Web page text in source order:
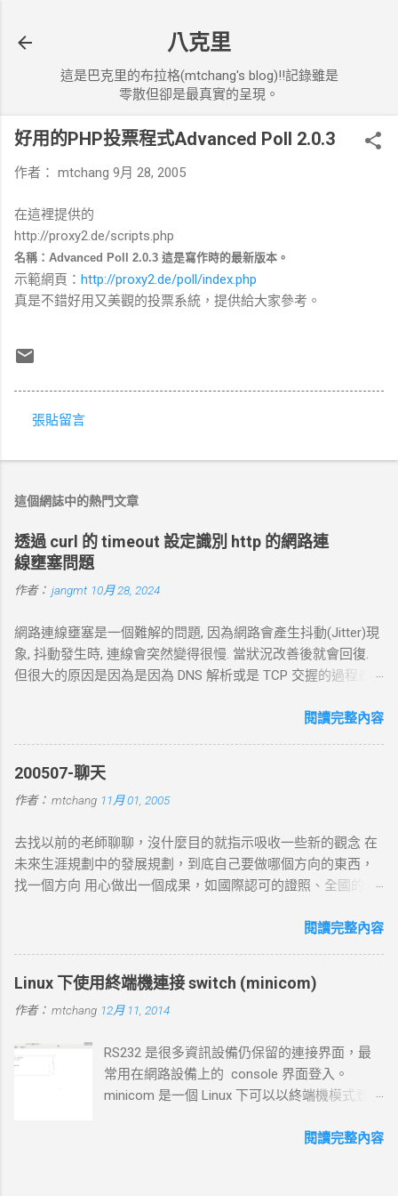
八克里
這是巴克里的布拉格(mtchang's blog)!!記錄雖是
零散但卻是最真實的呈現。
好用的PHP投票程式Advanced Poll 2.0.3
作者： mtchang 9月 28, 2005
在這裡提供的
http://proxy2.de/scripts.php
名稱： Advanced Poll 2.0.3 這是寫作時的最新版本。
示範網頁： http://proxy2.de/poll/index.php
真是不錯好用又美觀的投票系統，提供給大家參考。
言
張貼留言
這個網誌中的熱門文章
透過 curl 的 timeout 設定識別 http 的網路連
線壅塞問題
作者： jangmt 10月 28, 2024
網路連線壅塞是一個難解的問題, 因為網路會產生抖動(Jitter)現
象, 抖動發生時, 連線會突然變得很慢. 當狀況改善後就會回復.
但很大的原因是因為是因為 DNS 解析或是 TCP 交握的過程產
以下幾個主要步驟： 1. DNS 查詢 目標 ：解析主機名 (如
進行查詢，獲取目標伺服器的 IP 地址。 結果 ：若查詢成功，
返回 IP 地址， curl 將繼續下一步。若查詢失敗， curl 則返回
DNS 錯誤並中止。 2. TCP 三向交握 (Three-Way Handshake) 目
核發送一個 SYN 封包，目標伺服器回應 SYN-ACK ，然後 curl
返回 ACK 完成三向交握，建立起 TCP 連線。 結果 ：若在 --
connect-timeout 設定時間內未完成三向交握，則連線失敗並返
HTTP 請求，根據 URL 設定不同的請求方法（如 GET 、 POST
）。 過程 ： curl 構建 HTTP 請求標頭並附加任何所需的數據
（如表單數據），然後通過已建立的 TCP 連線將請求發送到伺
服器。 結果 ：伺服器接收請求並準備回應，若過程中出現網路
問題，則請求可能中止或失敗。 4. 伺服器處理請求並返回回應
容。 過程 ：伺服器確認請求內容後，由 HTTP 伺服器（如
httpd ）根據需求（例如讀取靜態文件或調用後端服務）生成回
應，並加上適當的 HTTP 狀態碼和標頭。 結果 ：伺服器將回應
服器接收回應數據，並在終端或指定的輸出目標中顯示。 過程
閱讀完整內容
200507-聊天
作者： mtchang 11月 01, 2005
去找以前的老師聊聊，沒什麼目的就指示吸收一些新的觀念 在
未來生涯規劃中的發展規劃，到底自己要做哪個方向的東西，
找一個方向 用心做出一個成果，如國際認可的證照、全國的比
路。以目前技術而言要就做最大最廣，否則 就做最小最少，避
X-windows上程式的開發： http://www.wxwidgets.org/
http://tavi.debian.org.tw/index.php?page=wxWindows * 使用
Java在嵌入式系統上的開發 當然如果在學習過程中，有好的工
等著我去讀，但好的工作不是常常有的，一定要把握住好的機
閱讀完整內容
Linux 下使用終端機連接 switch (minicom)
作者： mtchang 12月 11, 2014
RS232 是很多資訊設備仍保留的連接界面，最
常用在網路設備上的 console 界面登入。
minicom 是一個 Linux 下可以以終端機模式登入
裝 minicom mtchang@debian:~$ sudo apt-get
閱讀完整內容